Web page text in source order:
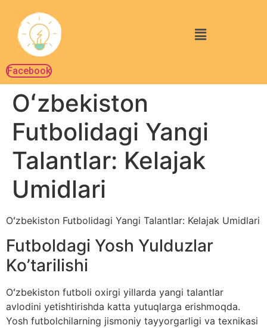
Facebook
Oʻzbekiston
Futbolidagi Yangi
Talantlar: Kelajak
Umidlari
Oʻzbekiston Futbolidagi Yangi Talantlar: Kelajak Umidlari
Futboldagi Yosh Yulduzlar
Ko’tarilishi
Oʻzbekiston futboli oxirgi yillarda yangi talantlar
avlodini yetishtirishda katta yutuqlarga erishmoqda.
Yosh futbolchilarning jismoniy tayyorgarligi va texnikasi